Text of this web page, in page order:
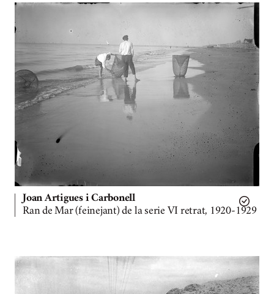
Joan Artigues i Carbonell
Ran de Mar (feinejant) de la serie VI retrat, 1920-1929